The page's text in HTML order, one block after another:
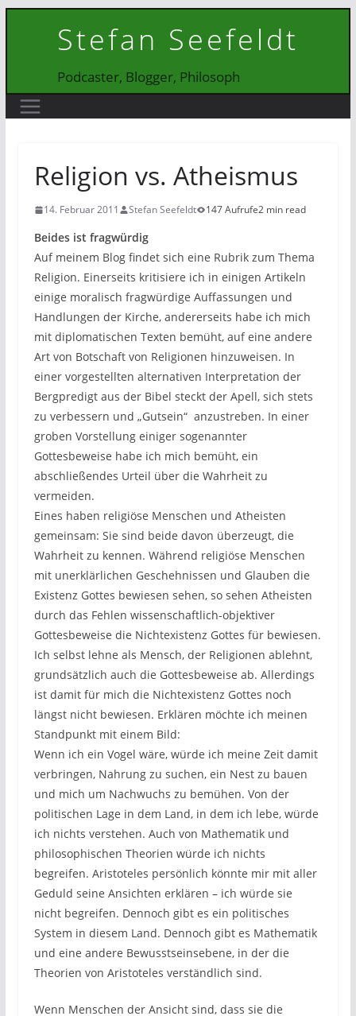
Stefan Seefeldt
Podcaster, Blogger, Philosoph
Religion vs. Atheismus
14. Februar 2011 Stefan Seefeldt 147 Aufrufe2 min read
Beides ist fragwürdig
Auf meinem Blog findet sich eine Rubrik zum Thema
Religion. Einerseits kritisiere ich in einigen Artikeln
einige moralisch fragwürdige Auffassungen und
Handlungen der Kirche, andererseits habe ich mich
mit diplomatischen Texten bemüht, auf eine andere
Art von Botschaft von Religionen hinzuweisen. In
einer vorgestellten alternativen Interpretation der
Bergpredigt aus der Bibel steckt der Apell, sich stets
zu verbessern und „Gutsein“ anzustreben. In einer
groben Vorstellung einiger sogenannter
Gottesbeweise habe ich mich bemüht, ein
abschließendes Urteil über die Wahrheit zu
vermeiden.
Eines haben religiöse Menschen und Atheisten
gemeinsam: Sie sind beide davon überzeugt, die
Wahrheit zu kennen. Während religiöse Menschen
mit unerklärlichen Geschehnissen und Glauben die
Existenz Gottes bewiesen sehen, so sehen Atheisten
durch das Fehlen wissenschaftlich-objektiver
Gottesbeweise die Nichtexistenz Gottes für bewiesen.
Ich selbst lehne als Mensch, der Religionen ablehnt,
grundsätzlich auch die Gottesbeweise ab. Allerdings
ist damit für mich die Nichtexistenz Gottes noch
längst nicht bewiesen. Erklären möchte ich meinen
Standpunkt mit einem Bild:
Wenn ich ein Vogel wäre, würde ich meine Zeit damit
verbringen, Nahrung zu suchen, ein Nest zu bauen
und mich um Nachwuchs zu bemühen. Von der
politischen Lage in dem Land, in dem ich lebe, würde
ich nichts verstehen. Auch von Mathematik und
philosophischen Theorien würde ich nichts
begreifen. Aristoteles persönlich könnte mir mit aller
Geduld seine Ansichten erklären – ich würde sie
nicht begreifen. Dennoch gibt es ein politisches
System in diesem Land. Dennoch gibt es Mathematik
und eine andere Bewusstseinsebene, in der die
Theorien von Aristoteles verständlich sind.
Wenn Menschen der Ansicht sind, dass sie die